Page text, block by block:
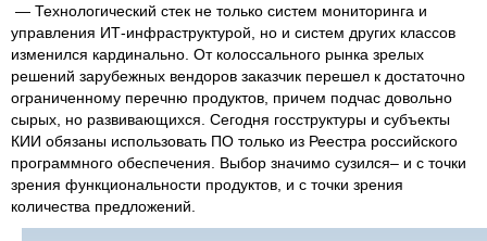
— Технологический стек не только систем мониторинга и
управления ИТ-инфраструктурой, но и систем других классов
изменился кардинально. От колоссального рынка зрелых
решений зарубежных вендоров заказчик перешел к достаточно
ограниченному перечню продуктов, причем подчас довольно
сырых, но развивающихся. Сегодня госструктуры и субъекты
КИИ обязаны использовать ПО только из Реестра российского
программного обеспечения. Выбор значимо сузился– и с точки
зрения функциональности продуктов, и с точки зрения
количества предложений.